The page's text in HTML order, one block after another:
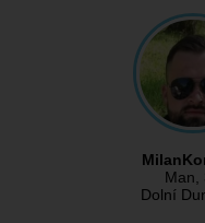
Man,
Dolní